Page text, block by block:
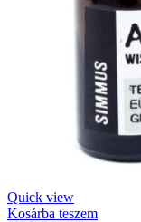
Quick view
Kosárba teszem